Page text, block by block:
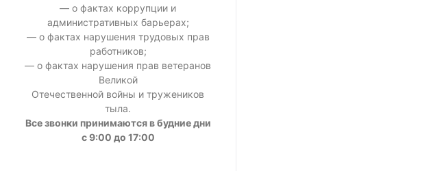
— о фактах коррупции и
административных барьерах;
— о фактах нарушения трудовых прав
работников;
— о фактах нарушения прав ветеранов
Великой
Отечественной войны и тружеников
тыла.
Все звонки принимаются в будние дни
с 9:00 до 17:00